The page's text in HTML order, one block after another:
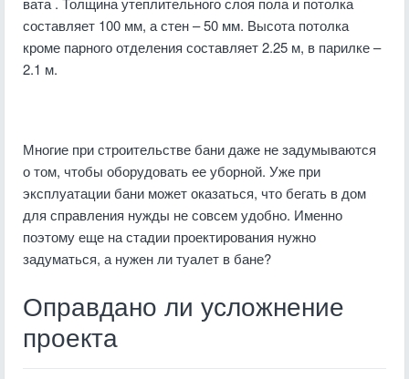
составляет 100 мм, а стен – 50 мм. Высота потолка
кроме парного отделения составляет 2.25 м, в парилке –
2.1 м.
Многие при строительстве бани даже не задумываются
о том, чтобы оборудовать ее уборной. Уже при
эксплуатации бани может оказаться, что бегать в дом
для справления нужды не совсем удобно. Именно
поэтому еще на стадии проектирования нужно
задуматься, а нужен ли туалет в бане?
Оправдано ли усложнение
проекта